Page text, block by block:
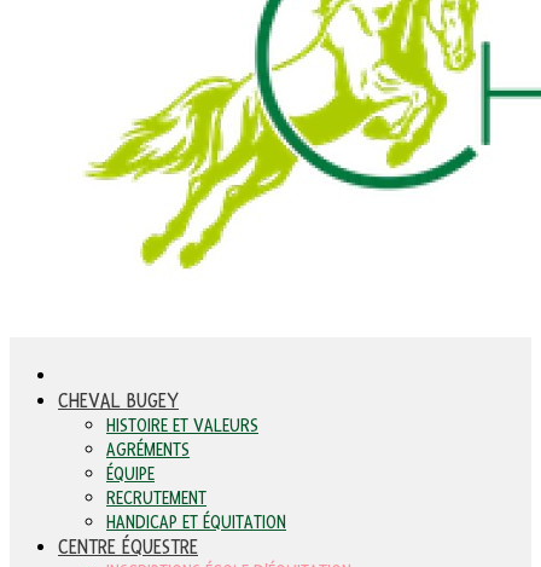
CHEVAL BUGEY
HISTOIRE ET VALEURS
AGRÉMENTS
ÉQUIPE
RECRUTEMENT
HANDICAP ET ÉQUITATION
CENTRE ÉQUESTRE